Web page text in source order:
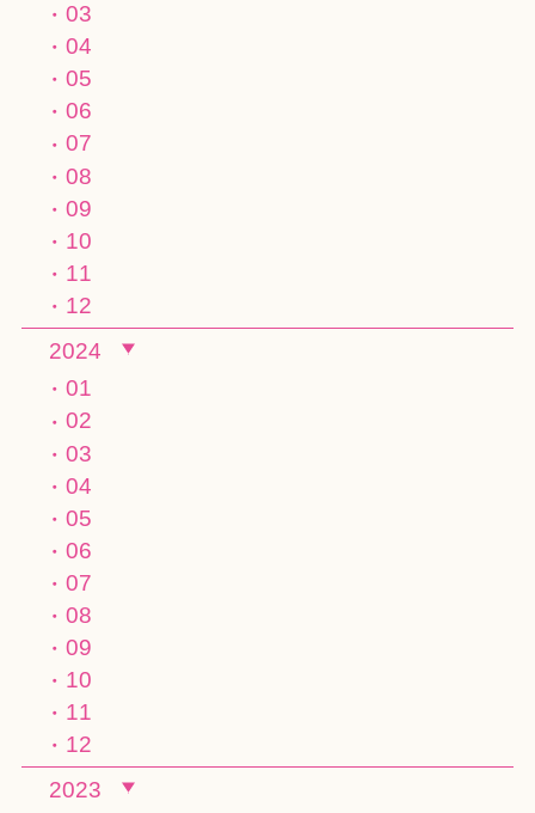
03
04
05
06
07
08
09
10
11
12
2024
01
02
03
04
05
06
07
08
09
10
11
12
2023